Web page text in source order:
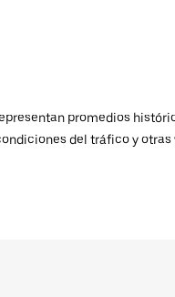
promedios
del tráfico y